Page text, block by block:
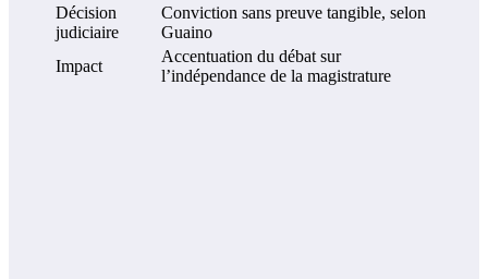
Décision
judiciaire
Conviction sans preuve tangible, selon
Guaino
Impact
Accentuation du débat sur
l’indépendance de la magistrature